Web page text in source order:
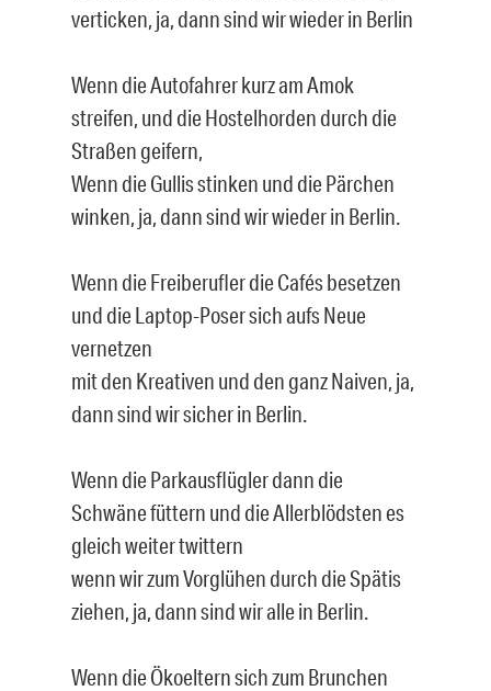
verticken, ja, dann sind wir wieder in Berlin
Wenn die Autofahrer kurz am Amok
streifen, und die Hostelhorden durch die
Straßen geifern,
Wenn die Gullis stinken und die Pärchen
winken, ja, dann sind wir wieder in Berlin.
Wenn die Freiberufler die Cafés besetzen
und die Laptop-Poser sich aufs Neue
vernetzen
mit den Kreativen und den ganz Naiven, ja,
dann sind wir sicher in Berlin.
Wenn die Parkausflügler dann die
Schwäne füttern und die Allerblödsten es
gleich weiter twittern
wenn wir zum Vorglühen durch die Spätis
ziehen, ja, dann sind wir alle in Berlin.
Wenn die Ökoeltern sich zum Brunchen